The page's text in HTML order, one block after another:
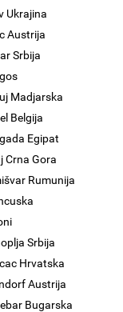
Ukrajina
Austrija
Srbija
Madjarska
Belgija
Egipat
Crna Gora
Rumunija
Srbija
Hrvatska
Austrija
Bugarska